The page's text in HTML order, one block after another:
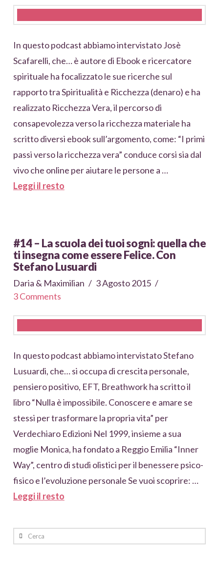
In questo podcast abbiamo intervistato Josè
Scafarelli, che… è autore di Ebook e ricercatore
spirituale ha focalizzato le sue ricerche sul
rapporto tra Spiritualità e Ricchezza (denaro) e ha
realizzato Ricchezza Vera, il percorso di
consapevolezza verso la ricchezza materiale ha
scritto diversi ebook sull’argomento, come: “I primi
passi verso la ricchezza vera” conduce corsi sia dal
vivo che online per aiutare le persone a …
Leggi il resto
#14 – La scuola dei tuoi sogni: quella che
ti insegna come essere Felice. Con
Stefano Lusuardi
Daria & Maximilian
3 Agosto 2015
3 Comments
In questo podcast abbiamo intervistato Stefano
Lusuardi, che… si occupa di crescita personale,
pensiero positivo, EFT, Breathwork ha scritto il
libro “Nulla è impossibile. Conoscere e amare se
stessi per trasformare la propria vita” per
Verdechiaro Edizioni Nel 1999, insieme a sua
moglie Monica, ha fondato a Reggio Emilia “Inner
Way”, centro di studi olistici per il benessere psico-
fisico e l’evoluzione personale Se vuoi scoprire: …
Leggi il resto
Cerca